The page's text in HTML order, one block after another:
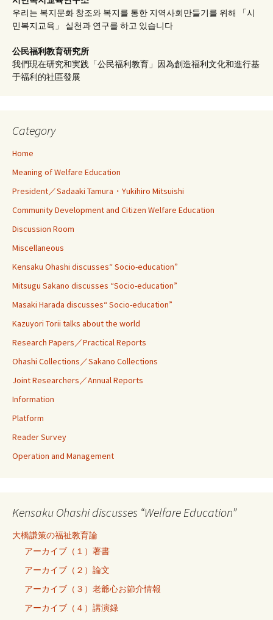
우리는 복지문화 창조와 복지를 통한 지역사회만들기를 위해 「시
민복지교육」 실천과 연구를 하고 있습니다
公民福利教育研究所
我們現在研究和実践「公民福利教育」因為創造福利文化和進行基
于福利的社區發展
Category
Home
Meaning of Welfare Education
President／Sadaaki Tamura・Yukihiro Mitsuishi
Community Development and Citizen Welfare Education
Discussion Room
Miscellaneous
Kensaku Ohashi discusses“ Socio-education”
Mitsugu Sakano discusses “Socio-education”
Masaki Harada discusses“ Socio-education”
Kazuyori Torii talks about the world
Research Papers／Practical Reports
Ohashi Collections／Sakano Collections
Joint Researchers／Annual Reports
Information
Platform
Reader Survey
Operation and Management
Kensaku Ohashi discusses “Welfare Education”
大橋謙策の福祉教育論
アーカイブ（１）著書
アーカイブ（２）論文
アーカイブ（３）老爺心お節介情報
アーカイブ（４）講演録